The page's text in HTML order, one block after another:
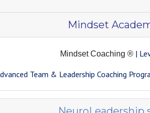
Mindset
Mindset Coaching ®|
Team & Leadership Coaching